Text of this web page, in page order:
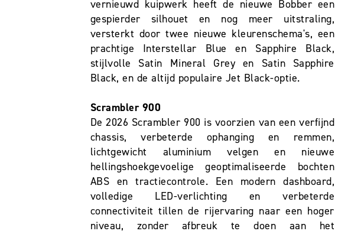
vernieuwd kuipwerk heeft de nieuwe Bobber een
gespierder silhouet en nog meer uitstraling,
versterkt door twee nieuwe kleurenschema's, een
prachtige Interstellar Blue en Sapphire Black,
stijlvolle Satin Mineral Grey en Satin Sapphire
Black, en de altijd populaire Jet Black-optie.
Scrambler 900
De 2026 Scrambler 900 is voorzien van een verfijnd
chassis, verbeterde ophanging en remmen,
lichtgewicht aluminium velgen en nieuwe
hellingshoekgevoelige geoptimaliseerde bochten
ABS en tractiecontrole. Een modern dashboard,
volledige LED-verlichting en verbeterde
connectiviteit tillen de rijervaring naar een hoger
niveau, zonder afbreuk te doen aan het